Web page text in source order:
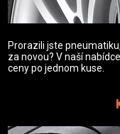
Prorazili jste
za novou? V naší
ceny po jednom kuse.